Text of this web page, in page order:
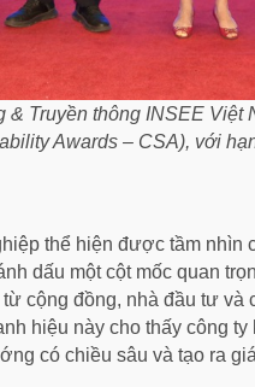
Truyền thông INSEE
Awards – CSA), với
thể hiện được tầm
dấu một cột mốc quan
cộng đồng, nhà đầu tư
hiệu này cho thấy công
có chiều sâu và tạo ra